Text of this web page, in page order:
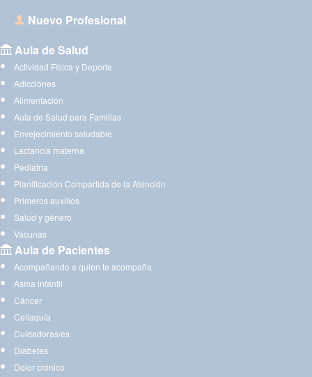
Nuevo Profesional
Aula de Salud
Actividad Física y Deporte
Adicciones
Alimentación
Aula de Salud para Familias
Envejecimiento saludable
Lactancia materna
Pediatría
Planificación Compartida de la Atención
Primeros auxilios
Salud y género
Vacunas
Aula de Pacientes
Acompañando a quien te acompaña
Asma infantil
Cáncer
Celiaquía
Cuidadoras/es
Diabetes
Dolor crónico